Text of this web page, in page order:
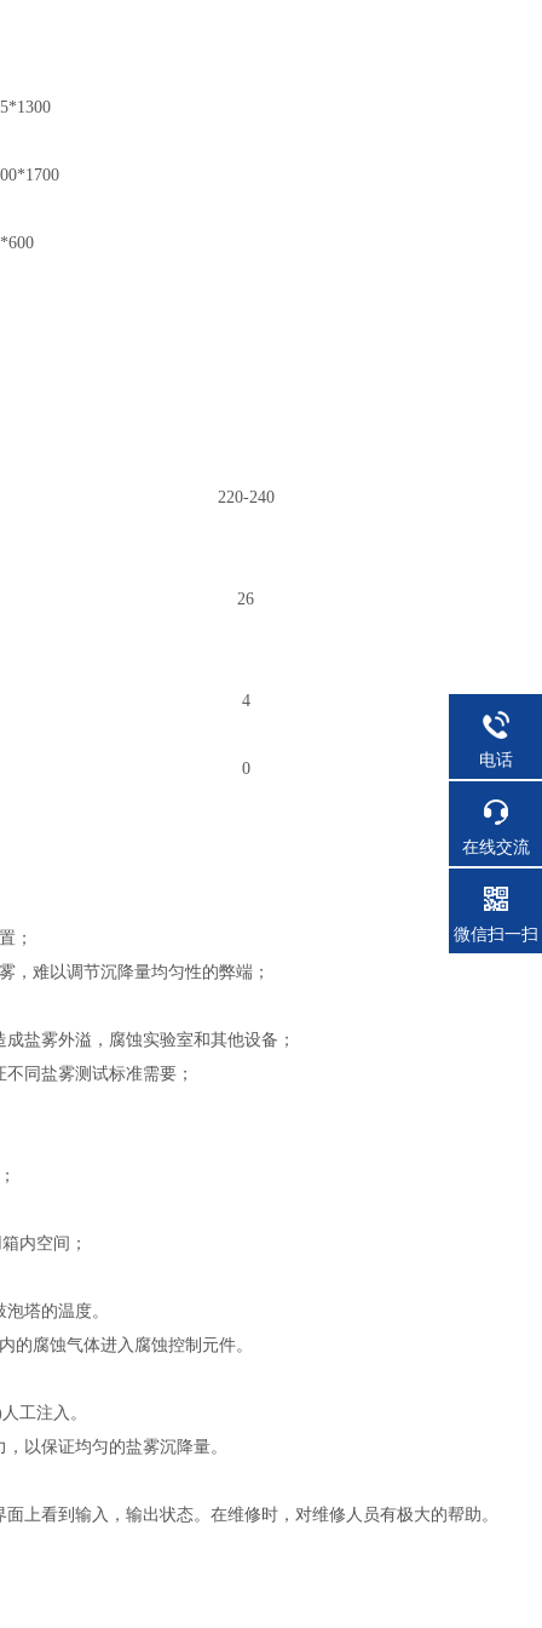
220-240
26
4
0
；
，难以调节沉降量均匀性的弊端；
盐雾外溢，腐蚀实验室和其他设备；
同盐雾测试标准需要；
内空间；
塔的温度。
的腐蚀气体进入腐蚀控制元件。
工注入。
以保证均匀的盐雾沉降量。
上看到输入，输出状态。在维修时，对维修人员有极大的帮助。
电话
在线交流
微信扫一扫